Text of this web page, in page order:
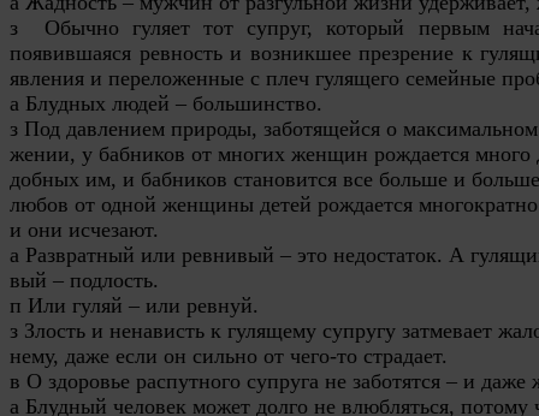
з Обычно гуляет тот супруг, который первым
появившаяся ревность и возникшее презрение к
явления и переложенные с плеч гулящего семейные
а Блудных людей – большинство.
з Под давлением природы, заботящейся о
жении, у бабников от многих женщин рождается много
добных им, и бабников становится все больше и
любов от одной женщины детей рождается
и они исчезают.
а Развратный или ревнивый – это недостаток. А
вый – подлость.
п Или гуляй – или ревнуй.
з Злость и ненависть к гулящему супругу затмевает
нему, даже если он сильно от чего-то страдает.
в О здоровье распутного супруга не заботятся – и
а Блудный человек может долго не влюбляться, потому